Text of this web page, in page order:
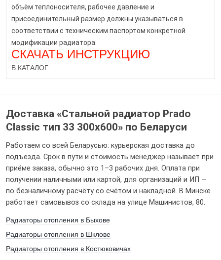
объём теплоносителя, рабочее давление и
присоединительный размер должны указываться в
соответствии с техническим паспортом конкретной
модификации радиатора.
СКАЧАТЬ ИНСТРУКЦИЮ
В КАТАЛОГ
Оцените от 1 до 5
Доставка «Стальной радиатор Prado
Classic тип 33 300x600» по Беларуси
Работаем со всей Беларусью: курьерская доставка до
подъезда. Срок в пути и стоимость менеджер называет при
приёме заказа, обычно это 1–3 рабочих дня. Оплата при
получении наличными или картой, для организаций и ИП —
по безналичному расчёту со счётом и накладной. В Минске
работает самовывоз со склада на улице Машинистов, 80.
Радиаторы отопления в Быхове
Радиаторы отопления в Шклове
Радиаторы отопления в Костюковичах